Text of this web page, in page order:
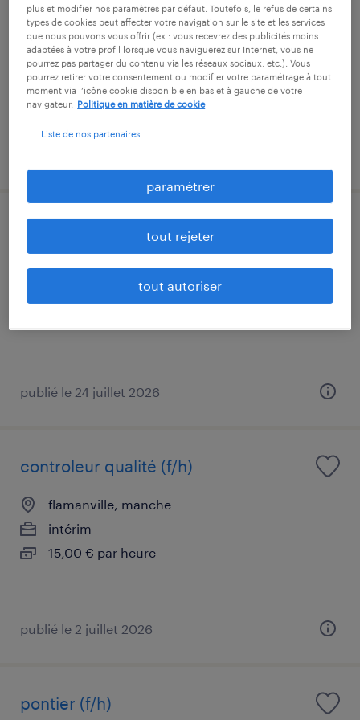
flamanville, manche
intérim
22 000 € par année
flamanville, manche
publié le 24 juillet 2026
controleur qualité (f/h)
flamanville, manche
intérim
15,00 € par heure
publié le 2 juillet 2026
pontier (f/h)
plus et modifier nos paramètres par défaut. Toutefois, le refus de certains
types de cookies peut affecter votre navigation sur le site et les services
que nous pouvons vous offrir (ex : vous recevrez des publicités moins
adaptées à votre profil lorsque vous naviguerez sur Internet, vous ne
pourrez pas partager du contenu via les réseaux sociaux, etc.). Vous
pourrez retirer votre consentement ou modifier votre paramétrage à tout
moment via l’icône cookie disponible en bas et à gauche de votre
navigateur.
Politique en matière de cookie
Liste de nos partenaires
paramétrer
tout rejeter
tout autoriser